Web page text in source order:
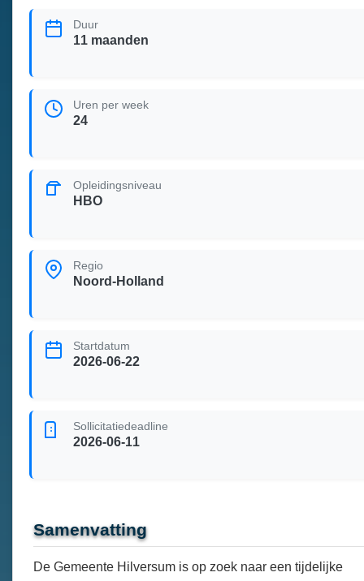
Duur
11 maanden
Uren per week
24
Opleidingsniveau
HBO
Regio
Noord-Holland
Startdatum
2026-06-22
Sollicitatiedeadline
2026-06-11
Samenvatting
De Gemeente Hilversum is op zoek naar een tijdelijke